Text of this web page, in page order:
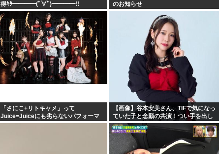
得ｷﾀ━━━━(ﾟ∀ﾟ)━━━━!!
のお知らせ
「さにこ+リトキャメ」って
Juice=Juiceにも劣らないパフォーマ
ンス集団だと思うのだがなぜつば
【画像】谷本安美さん、TIFで気になっ
ていた子と念願の共演！つい手を出し
てしまう